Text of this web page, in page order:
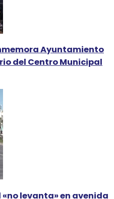
Ayuntamiento
del Centro Municipal
levanta» en avenida